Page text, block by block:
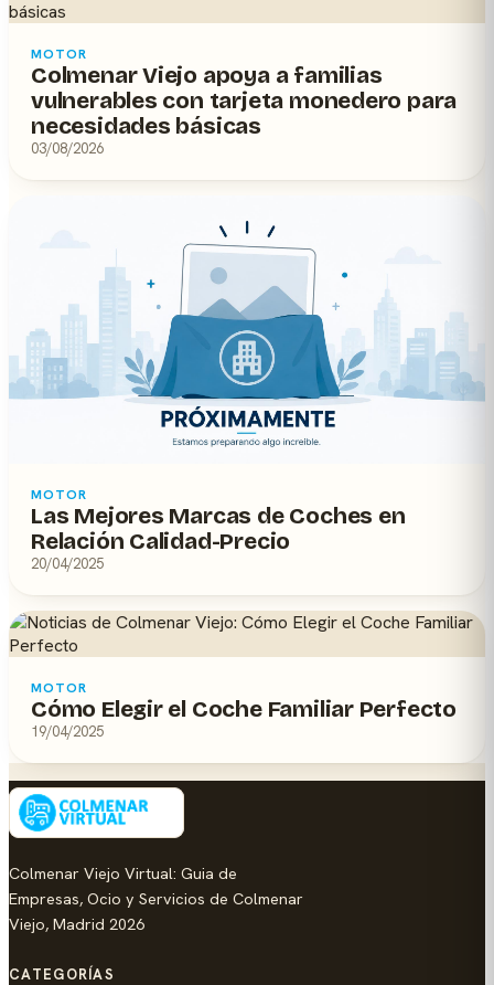
MOTOR
Colmenar Viejo apoya a familias
vulnerables con tarjeta monedero para
necesidades básicas
03/08/2026
MOTOR
Las Mejores Marcas de Coches en
Relación Calidad-Precio
20/04/2025
MOTOR
Cómo Elegir el Coche Familiar Perfecto
19/04/2025
Colmenar Viejo Virtual: Guia de
Empresas, Ocio y Servicios de Colmenar
Viejo, Madrid 2026
CATEGORÍAS